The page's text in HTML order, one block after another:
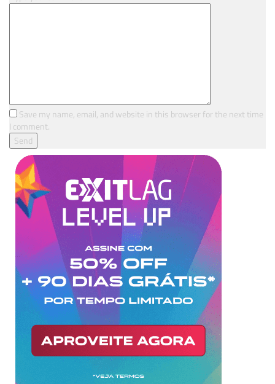
Save my name, email, and website in this browser for the next time
I comment.